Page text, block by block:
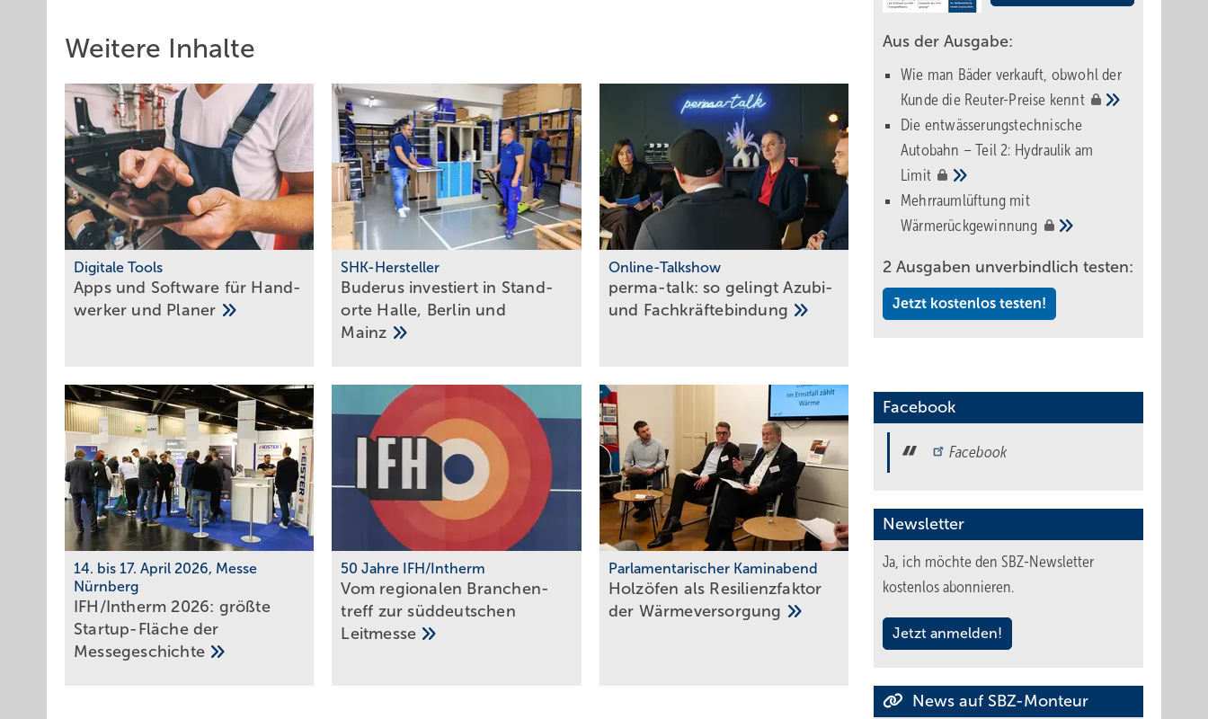
Weitere Inhalte
Digitale Tools
Apps und Soft­ware für Hand­
werker und Planer
SHK-Hersteller
Buderus investiert in Stand­
orte Halle, Berlin und
Mainz
Online-Talkshow
perma-talk: so gelingt Azubi-
und Fach­kräf­te­bin­dung
14. bis 17. April 2026, Messe
Nürnberg
IFH/Intherm 2026: größte
Start­up-Fläche der
Messe­ge­schich­te
50 Jahre IFH/Intherm
Vom regionalen Bran­chen­
treff zur süd­deut­schen
Leit­messe
Parlamentarischer Kaminabend
Holzöfen als Resilienz­fak­tor
der Wärme­ver­sor­gung
Aus der Ausgabe:
Wie man Bäder verkauft, obwohl der
Kunde die Reuter-Preise kennt
Die entwässerungstechnische
Autobahn – Teil 2: Hydraulik am
Limit
Mehrraumlüftung mit
Wärmerückgewinnung
2 Ausgaben unverbindlich testen:
Jetzt kostenlos testen!
Facebook
Facebook
Newsletter
Ja, ich möchte den SBZ-Newsletter
kostenlos abonnieren.
Jetzt anmelden!
News auf SBZ-Monteur